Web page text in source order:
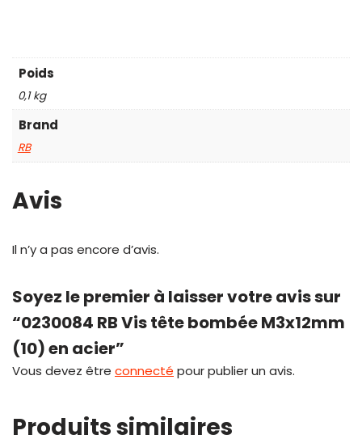
Poids
0,1 kg
Brand
RB
Avis
Il n’y a pas encore d’avis.
Soyez le premier à laisser votre avis sur
“0230084 RB Vis tête bombée M3x12mm
(10) en acier”
Vous devez être connecté pour publier un avis.
Produits similaires